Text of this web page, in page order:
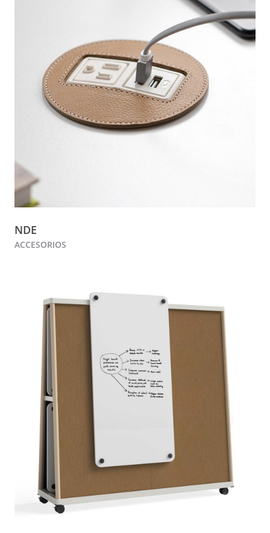
NDE
ACCESORIOS